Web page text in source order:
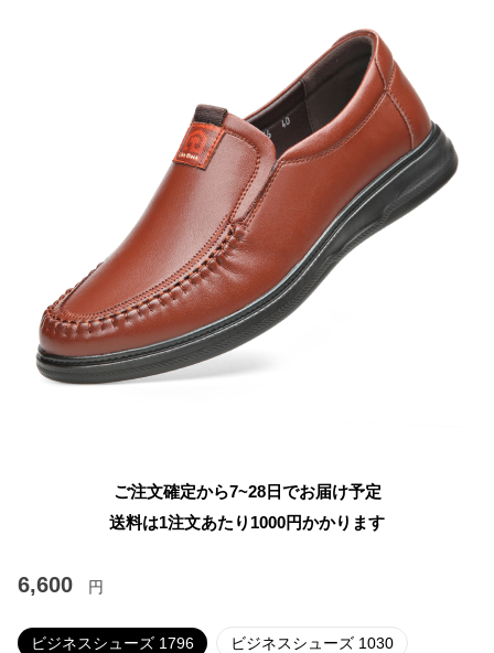
ご注文確定から7~28日でお届け予定
送料は1注文あたり 1000円かかります
6,600 円
ビジネスシューズ 1796 ビジネスシューズ 1030